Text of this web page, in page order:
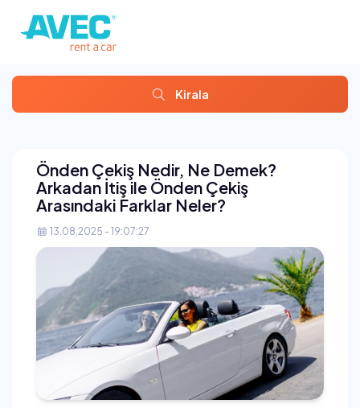
Kirala
Önden Çekiş Nedir, Ne Demek?
Arkadan İtiş ile Önden Çekiş
Arasındaki Farklar Neler?
13.08.2025 - 19:07:27